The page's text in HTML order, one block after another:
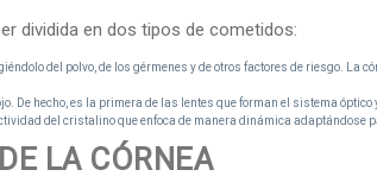
dividida en dos tipos de cometidos:
del polvo, de los gérmenes y de otros factores de riesgo.
De hecho, es la primera de las lentes que forman el sistema
del cristalino que enfoca de manera dinámica adaptándose
LA CÓRNEA